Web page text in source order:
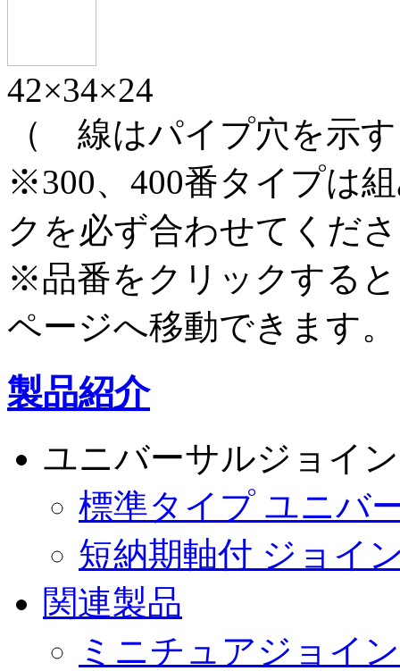
42×34×24
（
線はパイプ穴を示
※300、400番タイプは
クを必ず合わせてくだ
※品番をクリックする
ページへ移動できます。
製品紹介
ユニバーサルジョイ
標準タイプ ユニバ
短納期軸付 ジョイ
関連製品
ミニチュアジョイ